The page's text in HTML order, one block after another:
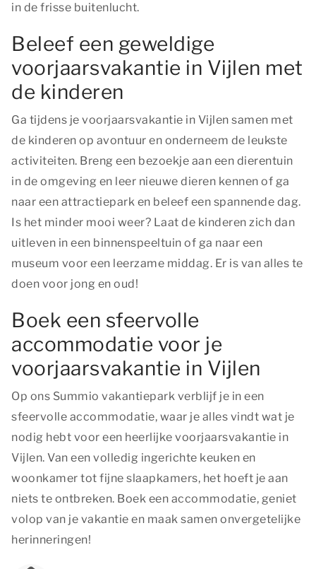
in de frisse buitenlucht.
Beleef een geweldige
voorjaarsvakantie in Vijlen met
de kinderen
Ga tijdens je voorjaarsvakantie in Vijlen samen met
de kinderen op avontuur en onderneem de leukste
activiteiten. Breng een bezoekje aan een dierentuin
in de omgeving en leer nieuwe dieren kennen of ga
naar een attractiepark en beleef een spannende dag.
Is het minder mooi weer? Laat de kinderen zich dan
uitleven in een binnenspeeltuin of ga naar een
museum voor een leerzame middag. Er is van alles te
doen voor jong en oud!
Boek een sfeervolle
accommodatie voor je
voorjaarsvakantie in Vijlen
Op ons Summio vakantiepark verblijf je in een
sfeervolle accommodatie, waar je alles vindt wat je
nodig hebt voor een heerlijke voorjaarsvakantie in
Vijlen. Van een volledig ingerichte keuken en
woonkamer tot fijne slaapkamers, het hoeft je aan
niets te ontbreken. Boek een accommodatie, geniet
volop van je vakantie en maak samen onvergetelijke
herinneringen!